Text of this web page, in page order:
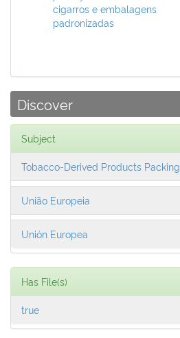
cigarros e embalagens
padronizadas
Discover
Subject
Tobacco-Derived Products Packing
União Europeia
Unión Europea
Has File(s)
true